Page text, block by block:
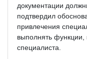
документации
подтвердил
привлечения
выполнять
специалиста.